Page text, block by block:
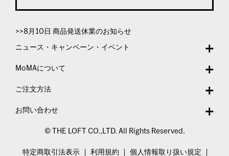
>>8月10日 商品発送休業のお知らせ
ニュース・キャンペーン・イベント
MoMAについて
ご注文方法
お問い合わせ
© THE LOFT CO.,LTD. All Rights Reserved.
特定商取引法表示 利用規約 個人情報取り扱い規定